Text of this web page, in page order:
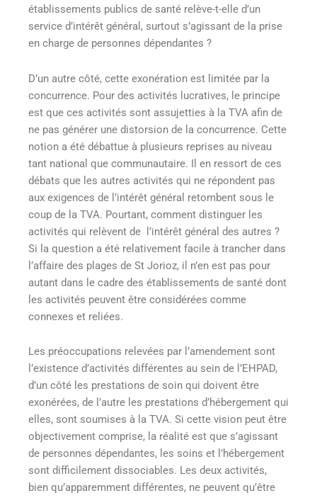
établissements publics de santé relève-t-elle d’un
service d’intérêt général, surtout s’agissant de la prise
en charge de personnes dépendantes ?
D’un autre côté, cette exonération est limitée par la
concurrence. Pour des activités lucratives, le principe
est que ces activités sont assujetties à la TVA afin de
ne pas générer une distorsion de la concurrence. Cette
notion a été débattue à plusieurs reprises au niveau
tant national que communautaire. Il en ressort de ces
débats que les autres activités qui ne répondent pas
aux exigences de l’intérêt général retombent sous le
coup de la TVA. Pourtant, comment distinguer les
activités qui relèvent de l’intérêt général des autres ?
Si la question a été relativement facile à trancher dans
l’affaire des plages de St Jorioz, il n’en est pas pour
autant dans le cadre des établissements de santé dont
les activités peuvent être considérées comme
connexes et reliées.
Les préoccupations relevées par l’amendement sont
l’existence d’activités différentes au sein de l’EHPAD,
d’un côté les prestations de soin qui doivent être
exonérées, de l’autre les prestations d’hébergement qui
elles, sont soumises à la TVA. Si cette vision peut être
objectivement comprise, la réalité est que s’agissant
de personnes dépendantes, les soins et l’hébergement
sont difficilement dissociables. Les deux activités,
bien qu’apparemment différentes, ne peuvent qu’être